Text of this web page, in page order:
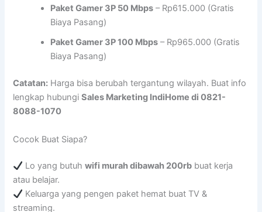
Paket Gamer 3P 50 Mbps – Rp615.000 (Gratis
Biaya Pasang)
Paket Gamer 3P 100 Mbps – Rp965.000 (Gratis
Biaya Pasang)
Catatan: Harga bisa berubah tergantung wilayah. Buat info
lengkap hubungiSales Marketing IndiHome di 0821-
8088-1070
Cocok Buat Siapa?
Lo yang butuhwifi murah dibawah 200rb buat kerja
atau belajar.
Keluarga yang pengen paket hemat buat TV &
streaming.